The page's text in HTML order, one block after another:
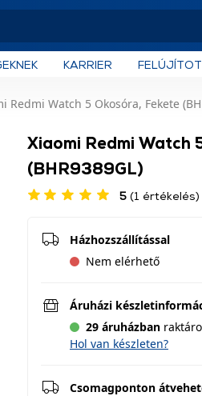
KARRIER
Redmi Watch 5 Okosóra, Fekete
Xiaomi Redmi Watch
(BHR9389GL)
5 (1 értékelés)
Házhozszállítással
Nem elérhető
Áruházi
29 áruházban
Hol van készleten?
Csomagponton